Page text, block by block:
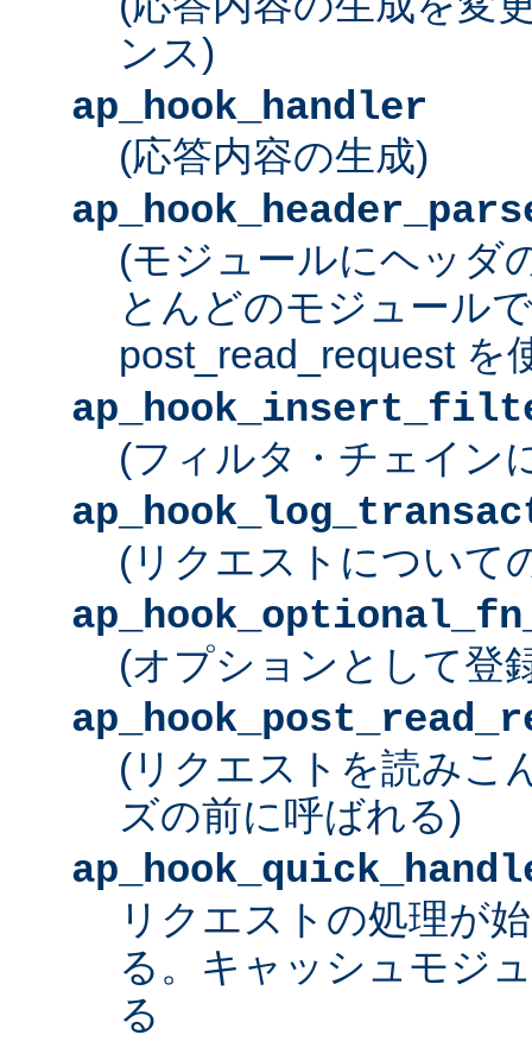
ンス)
ap_hook_handler
(応答内容の生成)
(モジュールにヘッダ
とんどのモジュール
post_read_request を
(フィルタ・チェイン
(リクエストについて
(オプションとして登
(リクエストを読みこ
ズの前に呼ばれる)
リクエストの処理が
る。キャッシュモジ
る